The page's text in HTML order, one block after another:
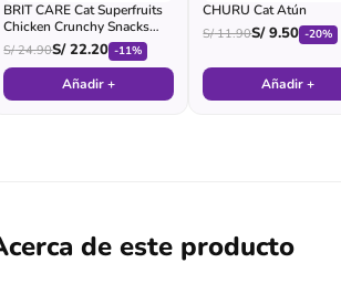
BRIT CARE Cat Superfruits
Chicken Crunchy Snacks
Gato Adulto - Lata
S/24.90S/22.20 -11%
Añadir +
CHURU Cat Atún
S/11.90S/9.50 -20%
Añadir +
de este producto